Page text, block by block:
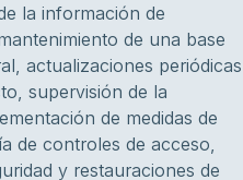
la información de
de una base
actualizaciones periódicas
supervisión de la
de medidas de
de controles de acceso,
y restauraciones de